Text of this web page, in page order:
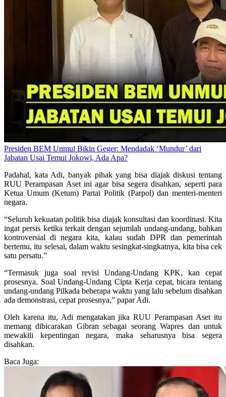
Presiden BEM Unmul Bikin Geger: Mendadak ‘Mundur’ dari
Jabatan Usai Temui Jokowi, Ada Apa?
Padahal, kata Adi, banyak pihak yang bisa diajak diskusi tentang
RUU Perampasan Aset ini agar bisa segera disahkan, seperti para
Ketua Umum (Ketum) Partai Politik (Parpol) dan menteri-menteri
negara.
“Seluruh kekuatan politik bisa diajak konsultasi dan koordinasi. Kita
ingat persis ketika terkait dengan sejumlah undang-undang, bahkan
kontroversial di negara kita, kalau sudah DPR dan pemerintah
bertemu, itu selesai, dalam waktu sesingkat-singkatnya, kita bisa cek
satu persatu.”
“Termasuk juga soal revisi Undang-Undang KPK, kan cepat
prosesnya. Soal Undang-Undang Cipta Kerja cepat, bicara tentang
undang-undang Pilkada beberapa waktu yang lalu sebelum disahkan
ada demonstrasi, cepat prosesnya,” papar Adi.
Oleh karena itu, Adi mengatakan jika RUU Perampasan Aset itu
memang dibicarakan Gibran sebagai seorang Wapres dan untuk
mewakili kepentingan negara, maka seharusnya bisa segera
disahkan.
Baca Juga: